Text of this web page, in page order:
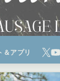
＆アプリ